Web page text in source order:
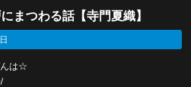
まつわる話【寺門夏織】
んは☆